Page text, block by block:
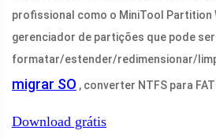
profissional como o MiniTool Partition
gerenciador de partições que pode
formatar/estender/redimensionar/
migrar SO , converter NTFS para
Download grátis